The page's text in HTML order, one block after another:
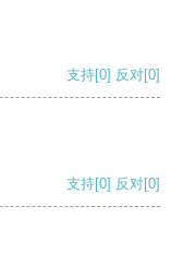
支持[0] 反对[0]
支持[0] 反对[0]